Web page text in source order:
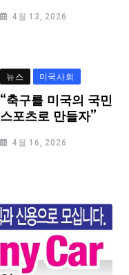
4월 13, 2026
뉴스 미국사회
“축구를 미국의 국민
스포츠로 만들자”
4월 16, 2026